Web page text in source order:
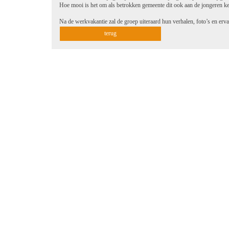
Hoe mooi is het om als betrokken gemeente dit ook aan de jongeren
Na de werkvakantie zal de groep uiteraard hun verhalen, foto’s en
terug